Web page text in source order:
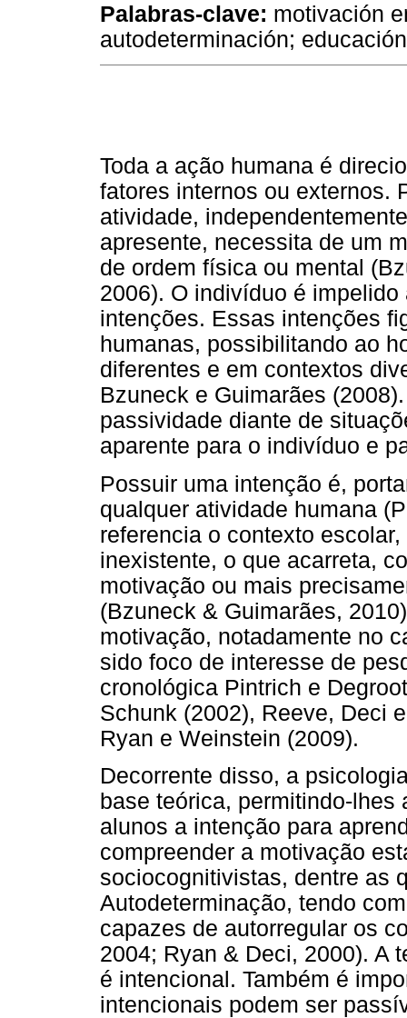
Palabras-clave: motivación
autodeterminación;
Toda a ação humana é
fatores internos ou externos.
atividade,
apresente, necessita de um
de ordem física ou mental
2006). O indivíduo é
intenções. Essas intenções
humanas, possibilitando ao
diferentes e em contextos
Bzuneck e Guimarães
passividade diante de
aparente para o indivíduo e
Possuir uma intenção é,
qualquer atividade humana
referencia o contexto
inexistente, o que acarreta,
motivação ou mais
(Bzuneck & Guimarães,
motivação, notadamente no
sido foco de interesse de
cronológica Pintrich e
Schunk (2002), Reeve, Deci
Ryan e Weinstein (2009).
Decorrente disso, a
base teórica, permitindo-lhes
alunos a intenção para
compreender a motivação
sociocognitivistas, dentre as
Autodeterminação, tendo
capazes de autorregular os
2004; Ryan & Deci, 2000). A
é intencional. Também é
intencionais podem ser